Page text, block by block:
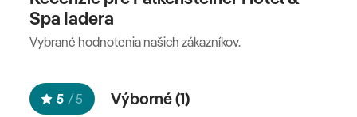
zvieratá do 25 kg na prepotvrdenie za 45 EUR/noc
(platba na mieste)
*****
Spa Iadera
Vybrané hodnotenia našich zákazníkov.
5 /5 Výborné (1)